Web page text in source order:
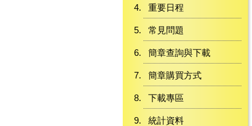
重要日程
常見問題
簡章查詢與下載
簡章購買方式
下載專區
統計資料